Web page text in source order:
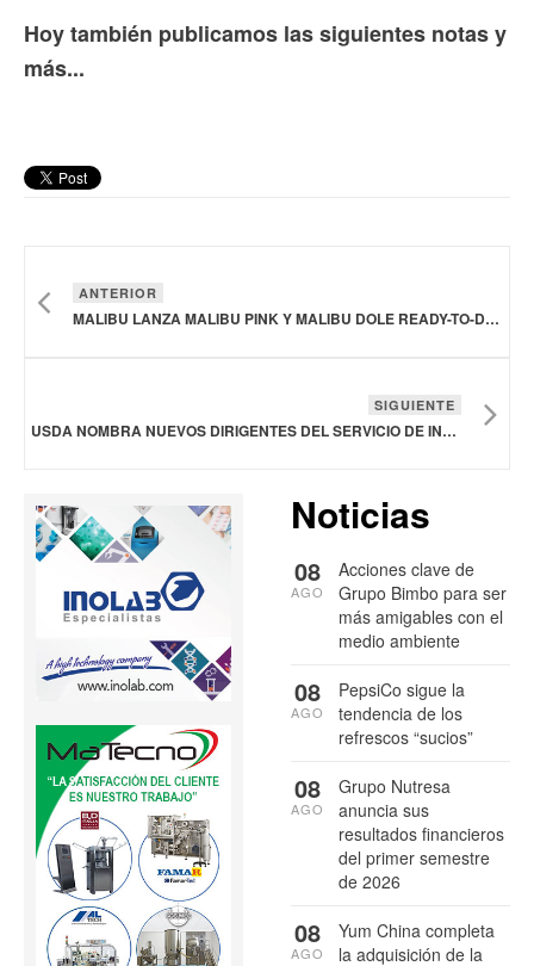
Hoy también publicamos las siguientes notas y
más...
ANTERIOR
MALIBU LANZA MALIBU PINK Y MALIBU DOLE READY-TO-DRINK
SIGUIENTE
USDA NOMBRA NUEVOS DIRIGENTES DEL SERVICIO DE INSPECCIÓN SANITARIA DE ANIMALES Y PLANTAS
Noticias
Acciones clave de
Grupo Bimbo para ser
más amigables con el
medio ambiente
08
AGO
PepsiCo sigue la
tendencia de los
refrescos “sucios”
08
AGO
Grupo Nutresa
anuncia sus
resultados financieros
del primer semestre
de 2026
08
AGO
Yum China completa
la adquisición de la
08
AGO